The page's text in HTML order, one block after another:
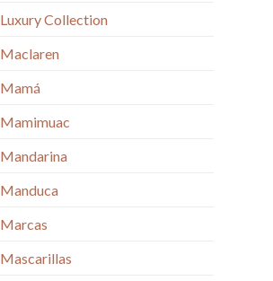
Luxury Collection
Maclaren
Mamá
Mamimuac
Mandarina
Manduca
Marcas
Mascarillas